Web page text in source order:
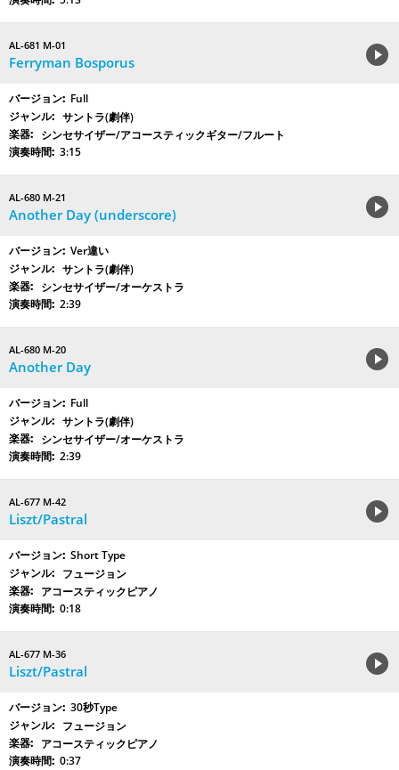
AL-681 M-01
Ferryman Bosporus
Full
サントラ(劇伴)
シンセサイザー/アコースティックギター/フルート
3:15
AL-680 M-21
Another Day (underscore)
Ver違い
サントラ(劇伴)
シンセサイザー/オーケストラ
2:39
AL-680 M-20
Another Day
Full
サントラ(劇伴)
シンセサイザー/オーケストラ
2:39
AL-677 M-42
Liszt/Pastral
Short Type
フュージョン
アコースティックピアノ
0:18
AL-677 M-36
Liszt/Pastral
30秒Type
フュージョン
アコースティックピアノ
0:37